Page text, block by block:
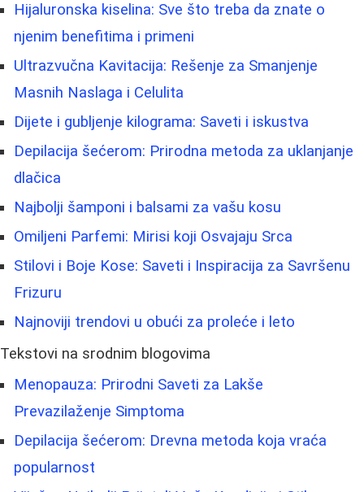
Hijaluronska kiselina: Sve što treba da znate o
njenim benefitima i primeni
Ultrazvučna Kavitacija: Rešenje za Smanjenje
Masnih Naslaga i Celulita
Dijete i gubljenje kilograma: Saveti i iskustva
Depilacija šećerom: Prirodna metoda za uklanjanje
dlačica
Najbolji šamponi i balsami za vašu kosu
Omiljeni Parfemi: Mirisi koji Osvajaju Srca
Stilovi i Boje Kose: Saveti i Inspiracija za Savršenu
Frizuru
Najnoviji trendovi u obući za proleće i leto
Tekstovi na srodnim blogovima
Menopauza: Prirodni Saveti za Lakše
Prevazilaženje Simptoma
Depilacija šećerom: Drevna metoda koja vraća
popularnost